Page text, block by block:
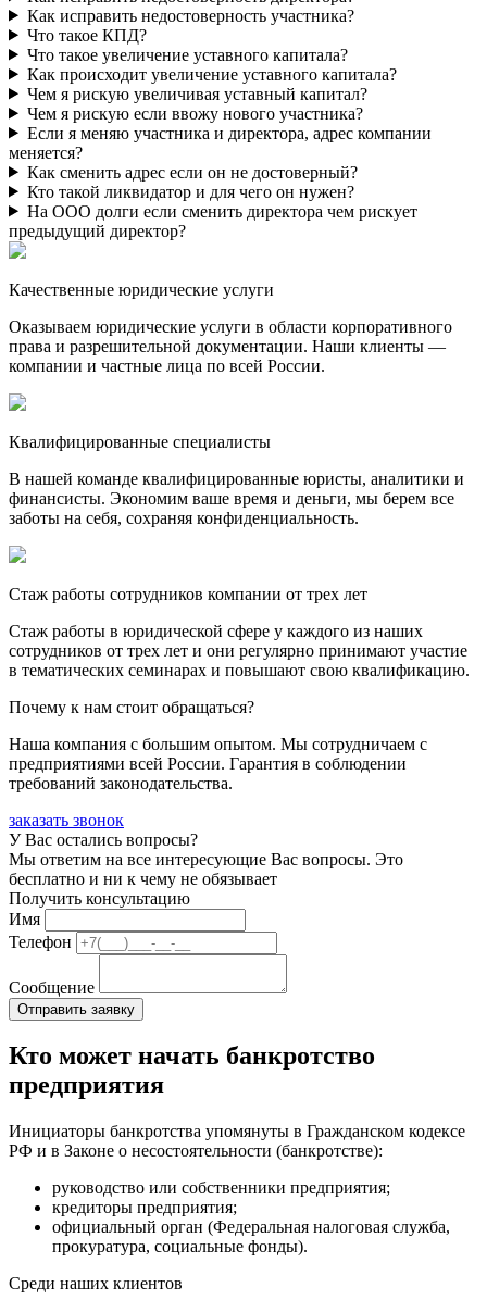
Как исправить недостоверность участника?
Что такое КПД?
Что такое увеличение уставного капитала?
Как происходит увеличение уставного капитала?
Чем я рискую увеличивая уставный капитал?
Чем я рискую если ввожу нового участника?
Если я меняю участника и директора, адрес компании
меняется?
Как сменить адрес если он не достоверный?
Кто такой ликвидатор и для чего он нужен?
На ООО долги если сменить директора чем рискует
предыдущий директор?
Качественные юридические услуги
Оказываем юридические услуги в области корпоративного
права и разрешительной документации. Наши клиенты —
компании и частные лица по всей России.
Квалифицированные специалисты
В нашей команде квалифицированные юристы, аналитики и
финансисты. Экономим ваше время и деньги, мы берем все
заботы на себя, сохраняя конфиденциальность.
Стаж работы сотрудников компании от трех лет
Стаж работы в юридической сфере у каждого из наших
сотрудников от трех лет и они регулярно принимают участие
в тематических семинарах и повышают свою квалификацию.
Почему к нам стоит обращаться?
Наша компания с большим опытом. Мы сотрудничаем с
предприятиями всей России. Гарантия в соблюдении
требований законодательства.
заказать звонок
У Вас остались вопросы?
Мы ответим на все интересующие Вас вопросы. Это
бесплатно и ни к чему не обязывает
Получить консультацию
Имя
Телефон
Сообщение
Кто может начать банкротство
предприятия
Инициаторы банкротства упомянуты в Гражданском кодексе
РФ и в Законе о несостоятельности (банкротстве):
руководство или собственники предприятия;
кредиторы предприятия;
официальный орган (Федеральная налоговая служба,
прокуратура, социальные фонды).
Среди наших клиентов